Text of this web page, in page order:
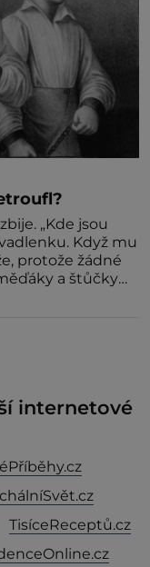
„Kde jsou
Když mu
protože žádné
a štůčky
internetové
TisíceReceptů.cz